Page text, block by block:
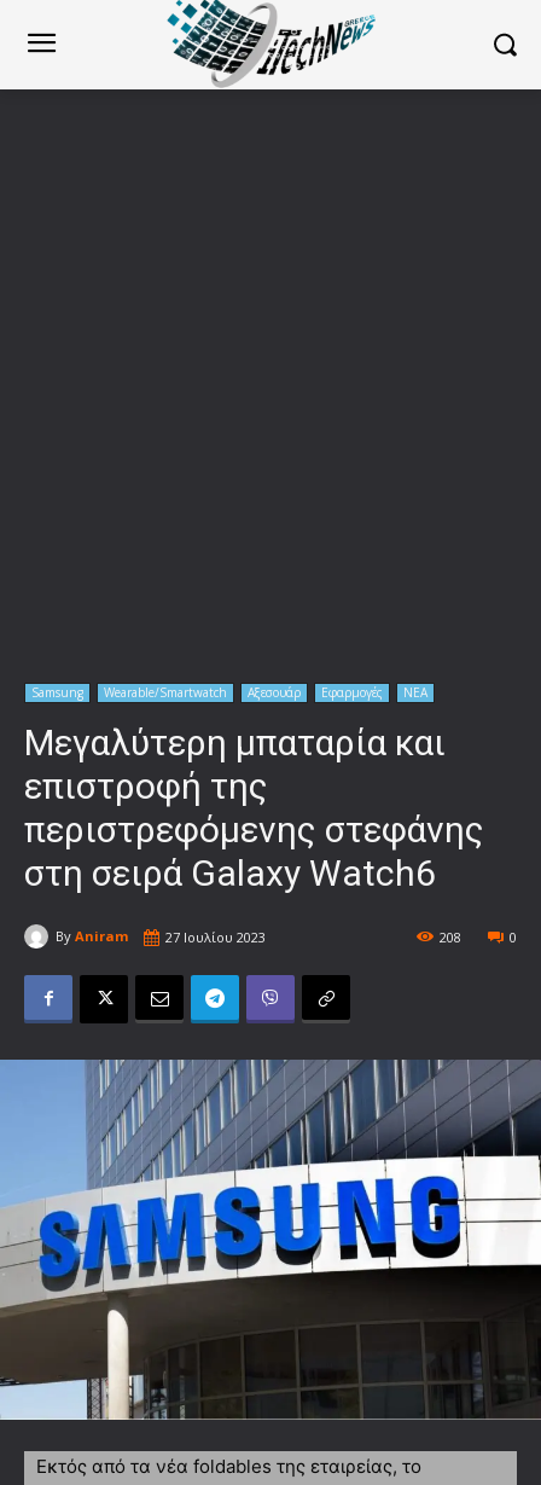
Samsung Wearable/Smartwatch Αξεσουάρ Εφαρμογές ΝΕΑ
Μεγαλύτερη μπαταρία και
επιστροφή της
περιστρεφόμενης στεφάνης
στη σειρά Galaxy Watch6
By Aniram 27 Ιουλίου 2023 0
208
Εκτός από τα νέα foldables της εταιρείας, το